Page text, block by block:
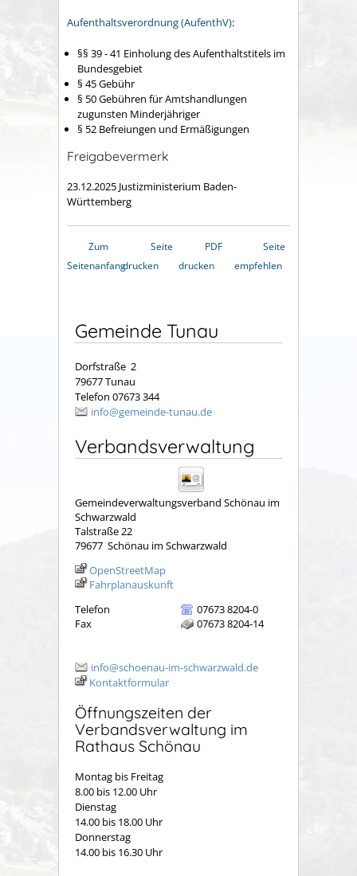
Aufenthaltsverordnung (AufenthV):
§§ 39 - 41 Einholung des Aufenthaltstitels im
Bundesgebiet
§ 45 Gebühr
§ 50 Gebühren für Amtshandlungen
zugunsten Minderjähriger
§ 52 Befreiungen und Ermäßigungen
Freigabevermerk
23.12.2025 Justizministerium Baden-
Württemberg
Zum
Seitenanfang
Seite
drucken
PDF
drucken
Seite
empfehlen
Gemeinde Tunau
Dorfstraße 2
79677 Tunau
Telefon 07673 344
info@gemeinde-tunau.de
Verbandsverwaltung
Gemeindeverwaltungsverband Schönau im
Schwarzwald
Talstraße 22
79677 Schönau im Schwarzwald
OpenStreetMap
Fahrplanauskunft
Telefon
07673 8204-0
Fax
07673 8204-14
info@schoenau-im-schwarzwald.de
Kontaktformular
Öffnungszeiten der
Verbandsverwaltung im
Rathaus Schönau
Montag bis Freitag
8.00 bis 12.00 Uhr
Dienstag
14.00 bis 18.00 Uhr
Donnerstag
14.00 bis 16.30 Uhr